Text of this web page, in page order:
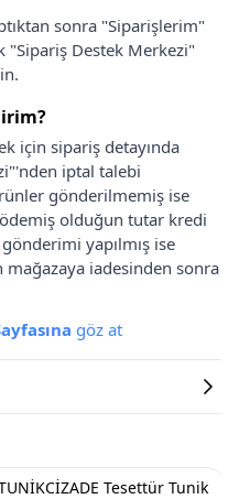
sonra "Siparişlerim"
"Sipariş Destek Merkezi"
için sipariş detayında
iptal talebi
gönderilmemiş ise
olduğun tutar kredi
yapılmış ise
iadesinden sonra
göz at
Tesettür Tunik